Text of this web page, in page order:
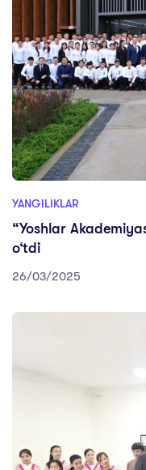
YANGILIKLAR
“Yoshlar
o‘tdi
26/03/2025